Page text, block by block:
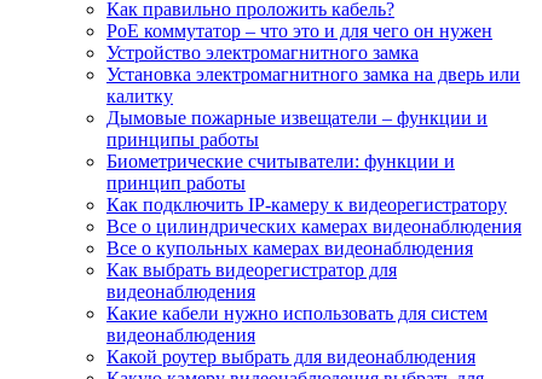
Как правильно проложить кабель?
PoE коммутатор – что это и для чего он нужен
Устройство электромагнитного замка
Установка электромагнитного замка на дверь или
калитку
Дымовые пожарные извещатели – функции и
принципы работы
Биометрические считыватели: функции и
принцип работы
Как подключить IP-камеру к видеорегистратору
Все о цилиндрических камерах видеонаблюдения
Все о купольных камерах видеонаблюдения
Как выбрать видеорегистратор для
видеонаблюдения
Какие кабели нужно использовать для систем
видеонаблюдения
Какой роутер выбрать для видеонаблюдения